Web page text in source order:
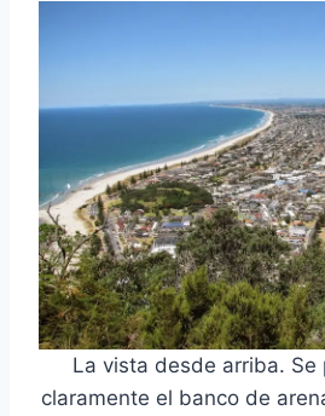
La vista desde arriba. Se
claramente el banco de